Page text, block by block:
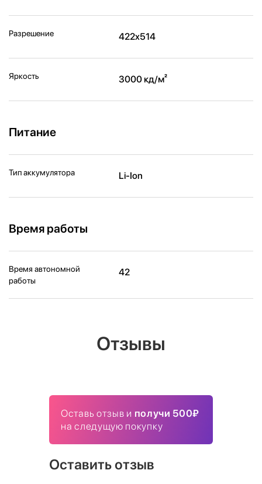
Разрешение 422x514
Яркость 3000 кд/ м²
Питание
Тип аккумулятора Li-Ion
Время работы
Время автономной
работы
42
Отзывы
Оставь отзыв и получи 500₽
на следущую покупку
Оставить отзыв